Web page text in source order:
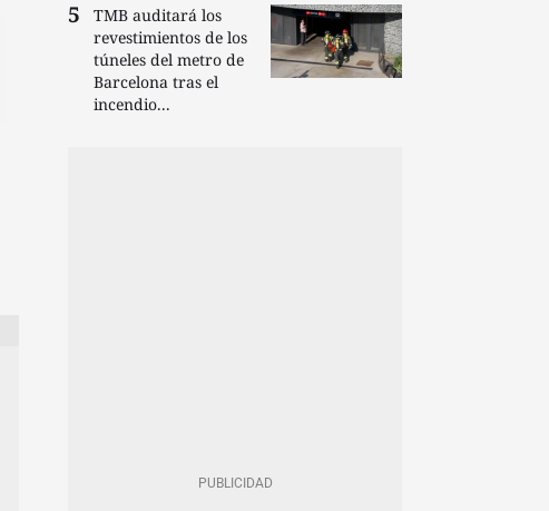
TMB auditará los
revestimientos de los
túneles del metro de
Barcelona tras el
incendio...